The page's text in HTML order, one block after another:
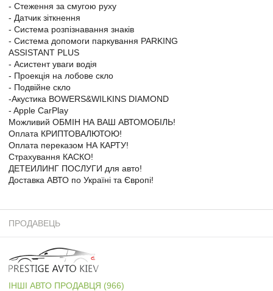
- Стеження за смугою руху
- Датчик зіткнення
- Система розпізнавання знаків
- Система допомоги паркування PARKING
ASSISTANT PLUS
- Асистент уваги водія
- Проекція на лобове скло
- Подвійне скло
-Акустика BOWERS&WILKINS DIAMOND
- Apple CarPlay
Можливий ОБМІН НА ВАШ АВТОМОБІЛЬ!
Оплата КРИПТОВАЛЮТОЮ!
Оплата переказом НА КАРТУ!
Страхування КАСКО!
ДЕТЕИЛИНГ ПОСЛУГИ для авто!
Доставка АВТО по Україні та Європі!
ПРОДАВЕЦЬ
ІНШІ АВТО ПРОДАВЦЯ (966)